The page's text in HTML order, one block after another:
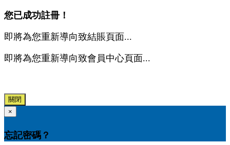
您已成功註冊！
即將為您重新導向致結賬頁面...
即將為您重新導向致會員中心頁面...
關閉
×
忘記密碼？